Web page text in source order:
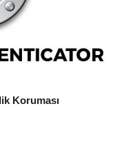
Koruması